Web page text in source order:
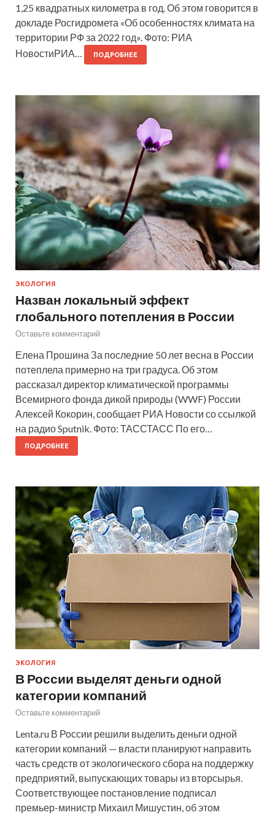
1,25 квадратных километра в год. Об этом говорится в
докладе Росгидромета «Об особенностях климата на
территории РФ за 2022 год». Фото: РИА
НовостиРИА…
ПОДРОБНЕЕ
ЭКОЛОГИЯ
Назван локальный эффект
глобального потепления в России
Оставьте комментарий
Елена Прошина За последние 50 лет весна в России
потеплела примерно на три градуса. Об этом
рассказал директор климатической программы
Всемирного фонда дикой природы (WWF) России
Алексей Кокорин, сообщает РИА Новости со ссылкой
на радио Sputnik. Фото: ТАССТАСС По его…
ПОДРОБНЕЕ
ЭКОЛОГИЯ
В России выделят деньги одной
категории компаний
Оставьте комментарий
Lenta.ru В России решили выделить деньги одной
категории компаний — власти планируют направить
часть средств от экологического сбора на поддержку
предприятий, выпускающих товары из вторсырья.
Соответствующее постановление подписал
премьер-министр Михаил Мишустин, об этом